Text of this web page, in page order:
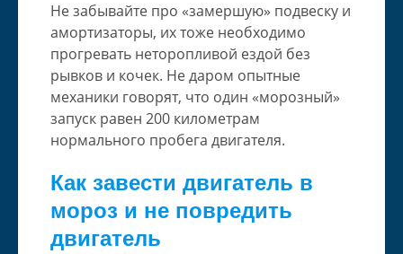
Не забывайте про «замершую» подвеску и
амортизаторы, их тоже необходимо
прогревать неторопливой ездой без
рывков и кочек. Не даром опытные
механики говорят, что один «морозный»
запуск равен 200 километрам
нормального пробега двигателя.
Как завести двигатель в
мороз и не повредить
двигатель